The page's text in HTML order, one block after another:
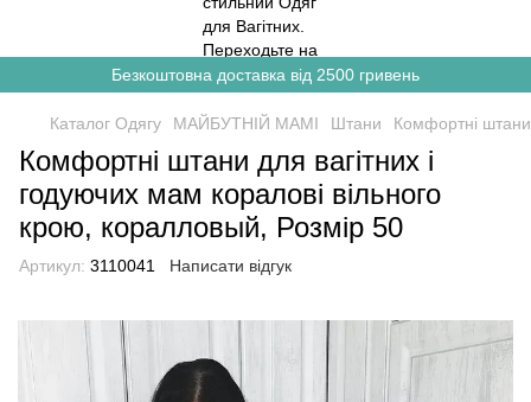
Безкоштовна доставка від 2500 гривень
Каталог Одягу МАЙБУТНІЙ МАМІ Штани Комфортні штани
Комфортні штани для вагітних і
годуючих мам коралові вільного
крою, коралловый, Розмір 50
Артикул: 3110041 Написати відгук